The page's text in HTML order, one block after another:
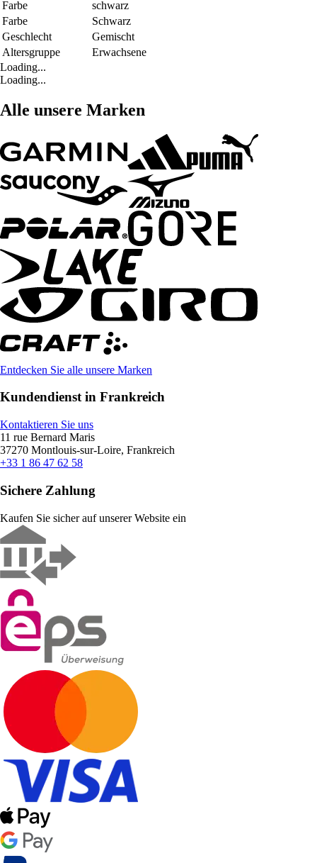
Farbe
schwarz
Farbe
Schwarz
Geschlecht
Gemischt
Altersgruppe
Erwachsene
Loading...
Loading...
Alle unsere Marken
Entdecken Sie alle unsere Marken
Kundendienst in Frankreich
Kontaktieren Sie uns
11 rue Bernard Maris
37270 Montlouis-sur-Loire, Frankreich
+33 1 86 47 62 58
Sichere Zahlung
Kaufen Sie sicher auf unserer Website ein